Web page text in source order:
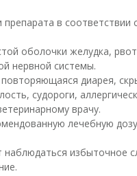
в соответствии
оболочки желудка,
нервной системы.
диарея,
судороги,
врачу.
лечебную
избыточное